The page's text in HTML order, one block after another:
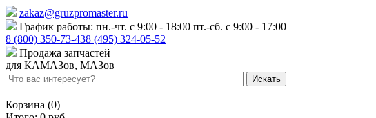
zakaz@gruzpromaster.ru
График работы: пн.-чт. с 9:00 - 18:00 пт.-сб. с 9:00 - 17:00
8 (800) 350-73-438 (495) 324-05-52
Продажа запчастей
для КАМАЗов, МАЗов
Корзина (0)